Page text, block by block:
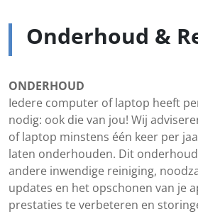
Onderhoud &
ONDERHOUD
Iedere computer of laptop heeft
nodig: ook die van jou! Wij
of laptop minstens één keer per
laten onderhouden. Dit
andere inwendige reiniging,
updates en het opschonen van je
prestaties te verbeteren en